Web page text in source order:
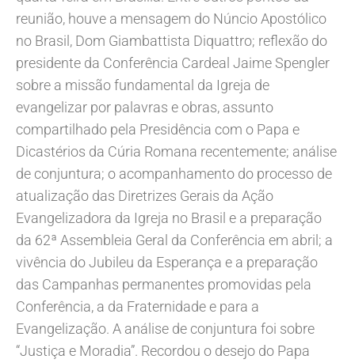
reunião, houve a mensagem do Núncio Apostólico
no Brasil, Dom Giambattista Diquattro; reflexão do
presidente da Conferência Cardeal Jaime Spengler
sobre a missão fundamental da Igreja de
evangelizar por palavras e obras, assunto
compartilhado pela Presidência com o Papa e
Dicastérios da Cúria Romana recentemente; análise
de conjuntura; o acompanhamento do processo de
atualização das Diretrizes Gerais da Ação
Evangelizadora da Igreja no Brasil e a preparação
da 62ª Assembleia Geral da Conferência em abril; a
vivência do Jubileu da Esperança e a preparação
das Campanhas permanentes promovidas pela
Conferência, a da Fraternidade e para a
Evangelização. A análise de conjuntura foi sobre
“Justiça e Moradia”. Recordou o desejo do Papa